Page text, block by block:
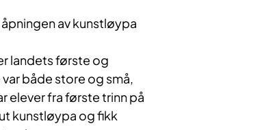
av kunstløypa
landets første og
både store og små,
elever fra første trinn på
kunstløypa og fikk